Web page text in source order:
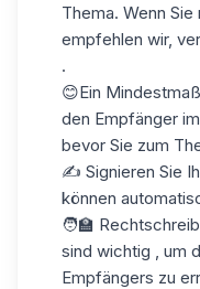
Thema. Wenn Sie
empfehlen wir,
.
😊Ein
den Empfänger
bevor Sie zum
✍️ Signieren Sie
können
🧑‍🏫
sind wichtig , um
Empfängers zu